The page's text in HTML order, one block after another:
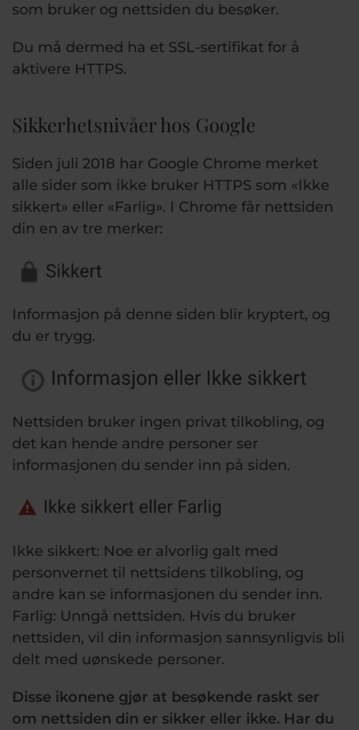
som bruker og nettsiden du besøker.
Du må dermed ha et SSL-sertifikat for å
aktivere HTTPS.
Sikkerhetsnivåer hos Google
Siden juli 2018 har Google Chrome merket
alle sider som ikke bruker HTTPS som «Ikke
sikkert» eller «Farlig». I Chrome får nettsiden
din en av tre merker:
Informasjon på denne siden blir kryptert, og
du er trygg.
Nettsiden bruker ingen privat tilkobling, og
det kan hende andre personer ser
informasjonen du sender inn på siden.
Ikke sikkert: Noe er alvorlig galt med
personvernet til nettsidens tilkobling, og
andre kan se informasjonen du sender inn.
Farlig: Unngå nettsiden. Hvis du bruker
nettsiden, vil din informasjon sannsynligvis bli
delt med uønskede personer.
Disse ikonene gjør at besøkende raskt ser
om nettsiden din er sikker eller ikke. Har du